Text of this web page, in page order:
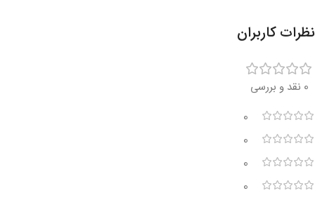
نظرات کاربران
0 نقد و بررسی
0
0
0
0